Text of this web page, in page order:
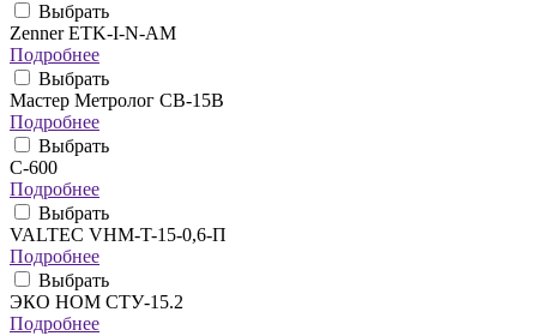
Выбрать
Zenner ETK-I-N-AM
Подробнее
Выбрать
Мастер Метролог СВ-15В
Подробнее
Выбрать
C-600
Подробнее
Выбрать
VALTEC VHM-T-15-0,6-П
Подробнее
Выбрать
ЭКО НОМ СТУ-15.2
Подробнее